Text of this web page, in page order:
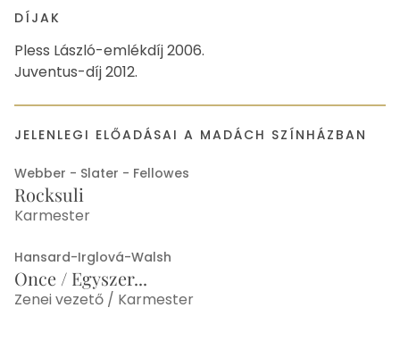
DÍJAK
Pless László-emlékdíj 2006.
Juventus-díj 2012.
JELENLEGI ELŐADÁSAI A MADÁCH SZÍNHÁZBAN
Webber - Slater - Fellowes
Rocksuli
Karmester
Hansard-Irglová-Walsh
Once / Egyszer...
Zenei vezető / Karmester